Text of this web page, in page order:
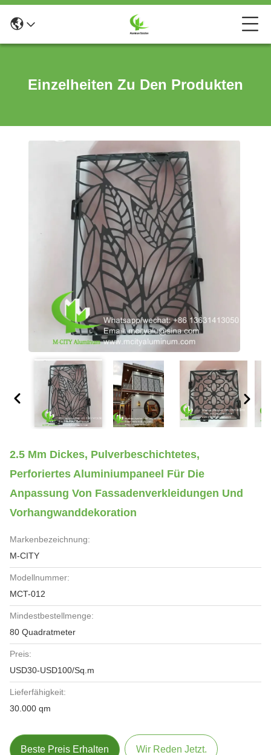
Einzelheiten Zu Den Produkten
2.5 Mm Dickes, Pulverbeschichtetes,
Perforiertes Aluminiumpaneel Für Die
Anpassung Von Fassadenverkleidungen Und
Vorhangwanddekoration
Markenbezeichnung:
M-CITY
Modellnummer:
MCT-012
Mindestbestellmenge:
80 Quadratmeter
Preis:
USD30-USD100/Sq.m
Lieferfähigkeit:
30.000 qm
Beste Preis Erhalten Wir Reden Jetzt.